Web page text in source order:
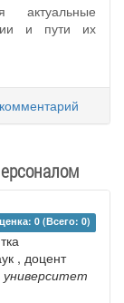
актуальные
и пути их
0 (Всего: 0)
, доцент